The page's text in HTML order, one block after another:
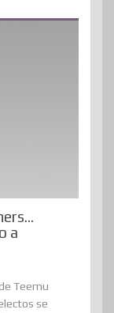
a
Teemu
se